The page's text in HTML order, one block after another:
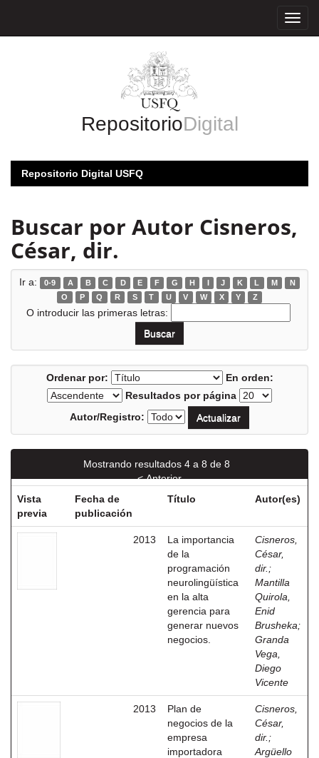
RepositorioDigital
Repositorio Digital USFQ
Buscar por Autor Cisneros,
César, dir.
Ir a: 0-9 A B C D E F G H I J K L M
N
O
P Q R S T U V W X Y Z
O introducir las primeras letras:
Ordenar por:
En orden:
Resultados por página
Autor/Registro:
Mostrando resultados 4 a 8 de 8
< Anterior
Vista
previa
Fecha de
publicación
Título Autor(es)
2013
La importancia
de la
programación
neurolingüística
en la alta
gerencia para
generar nuevos
negocios.
Cisneros,
César,
dir. ;
Mantilla
Quirola,
Enid
Brusheka;
Granda
Vega,
Diego
Vicente
2013
Plan de
negocios de la
empresa
importadora
Cisneros,
César,
dir. ;
Argüello